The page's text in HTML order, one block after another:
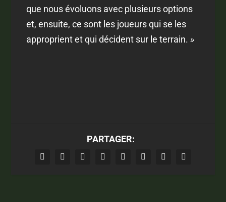
que nous évoluons avec plusieurs options
et, ensuite, ce sont les joueurs qui se les
approprient et qui décident sur le terrain.»
PARTAGER: